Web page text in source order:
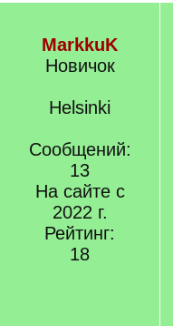
MarkkuK
Новичок
Helsinki
Сообщений:
13
На сайте с
2022 г.
Рейтинг:
18